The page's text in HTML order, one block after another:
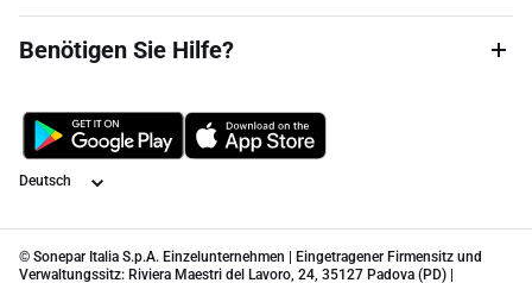
Benötigen Sie Hilfe?
Sprache
© Sonepar Italia S.p.A. Einzelunternehmen | Eingetragener Firmensitz und
Verwaltungssitz: Riviera Maestri del Lavoro, 24, 35127 Padova (PD) |